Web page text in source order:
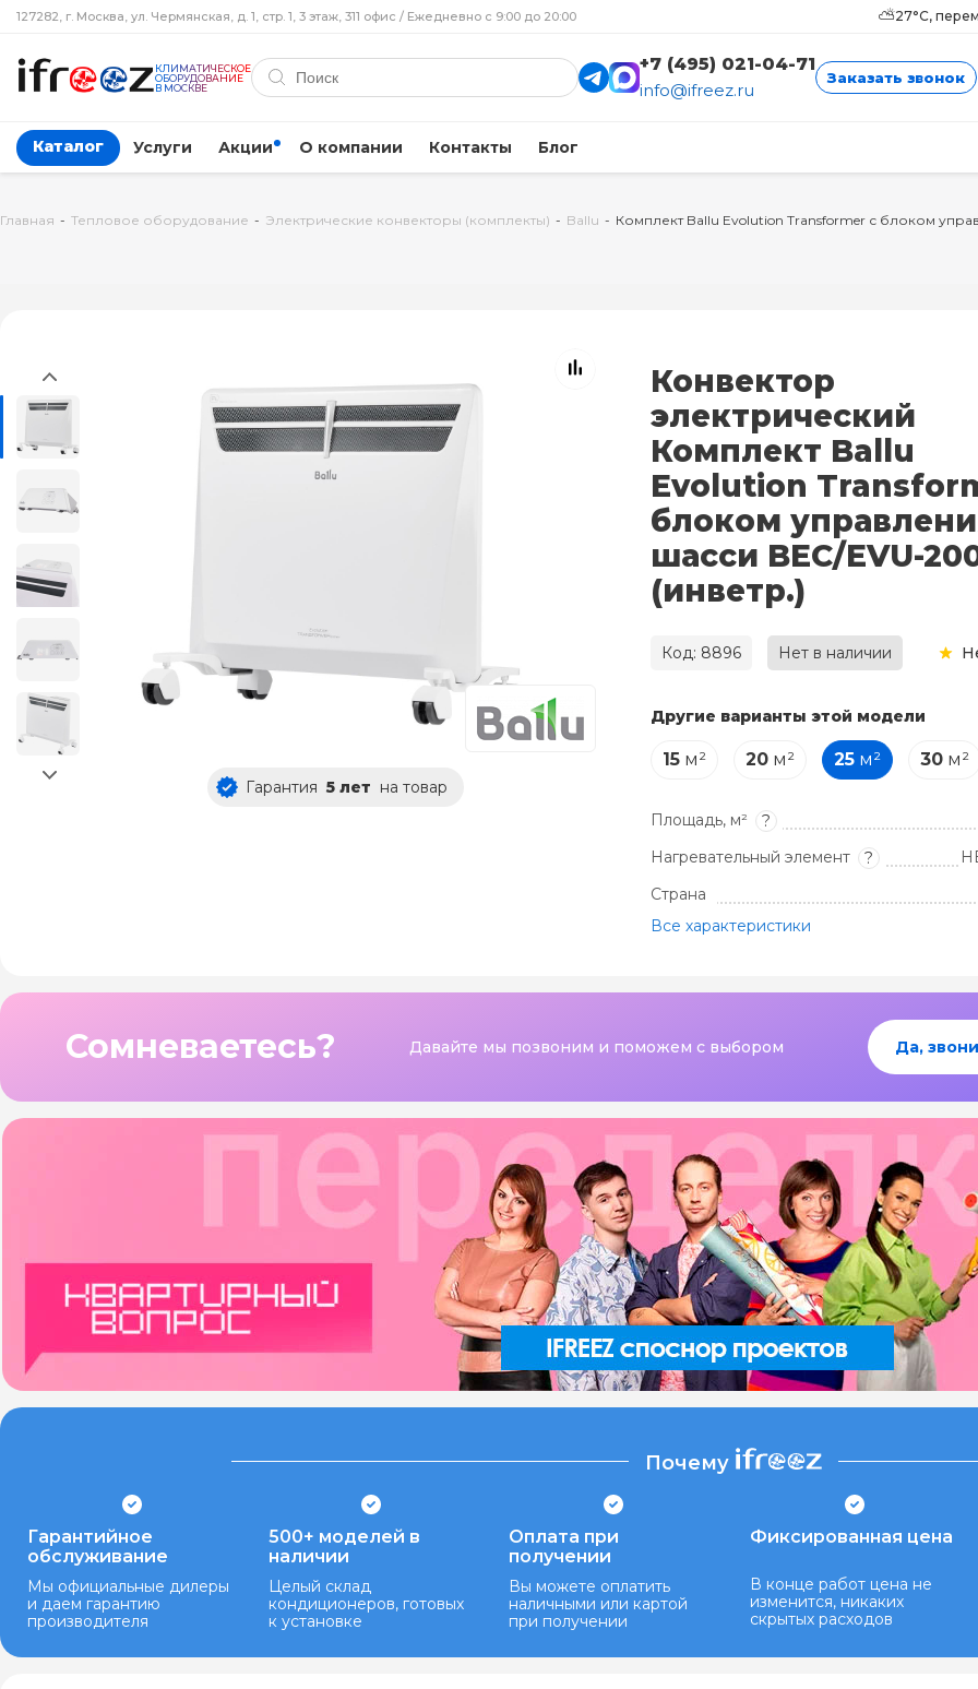
127282, г. Москва, ул. Чермянская, д. 1, стр. 1, 3 этаж, 311 офис / Ежедневно с 9:00 до 20:00 ⛅27°C,
КЛИМАТИЧЕСКОЕ
ОБОРУДОВАНИЕ
В МОСКВЕ
+7 (495) 021-04-71
info@ifreez.ru
Заказать звонок
Каталог Услуги Акции О компании Контакты Блог
Главная - Тепловое оборудование - Электрические конвекторы (комплекты) - Ballu - Комплект Ballu Evolution Transformer с блоком
Гарантия 5 лет на товар
Конвектор
электрический
Комплект Ballu
Evolution
блоком
шасси BEC/EVU-
(инветр.)
Код: 8896 Нет в наличии
Другие варианты этой модели
15м² 20м² 25м² 30м²
Площадь, м²
?
Нагревательный элемент
?
Страна
Все характеристики
Сомневаетесь? Давайте мы позвоним и поможем с выбором Да,
Почему
Гарантийное
обслуживание
Мы официальные дилеры
и даем гарантию
производителя
500+ моделей в
наличии
Целый склад
кондиционеров, готовых
к установке
Оплата при
получении
Вы можете оплатить
наличными или картой
при получении
Фиксированная цена
В конце работ цена не
изменится, никаких
скрытых расходов